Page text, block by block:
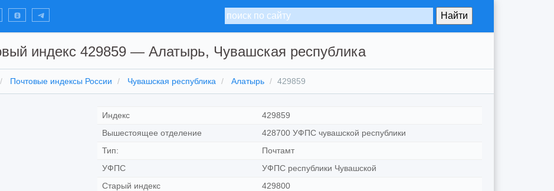
индекс 429859 — Алатырь, Чувашская республика
Почтовые индексы России Чувашская республика Алатырь 429859
Индекс
429859
Вышестоящее отделение
428700 УФПС чувашской республики
Тип:
Почтамт
УФПС
УФПС республики Чувашской
Старый индекс
429800